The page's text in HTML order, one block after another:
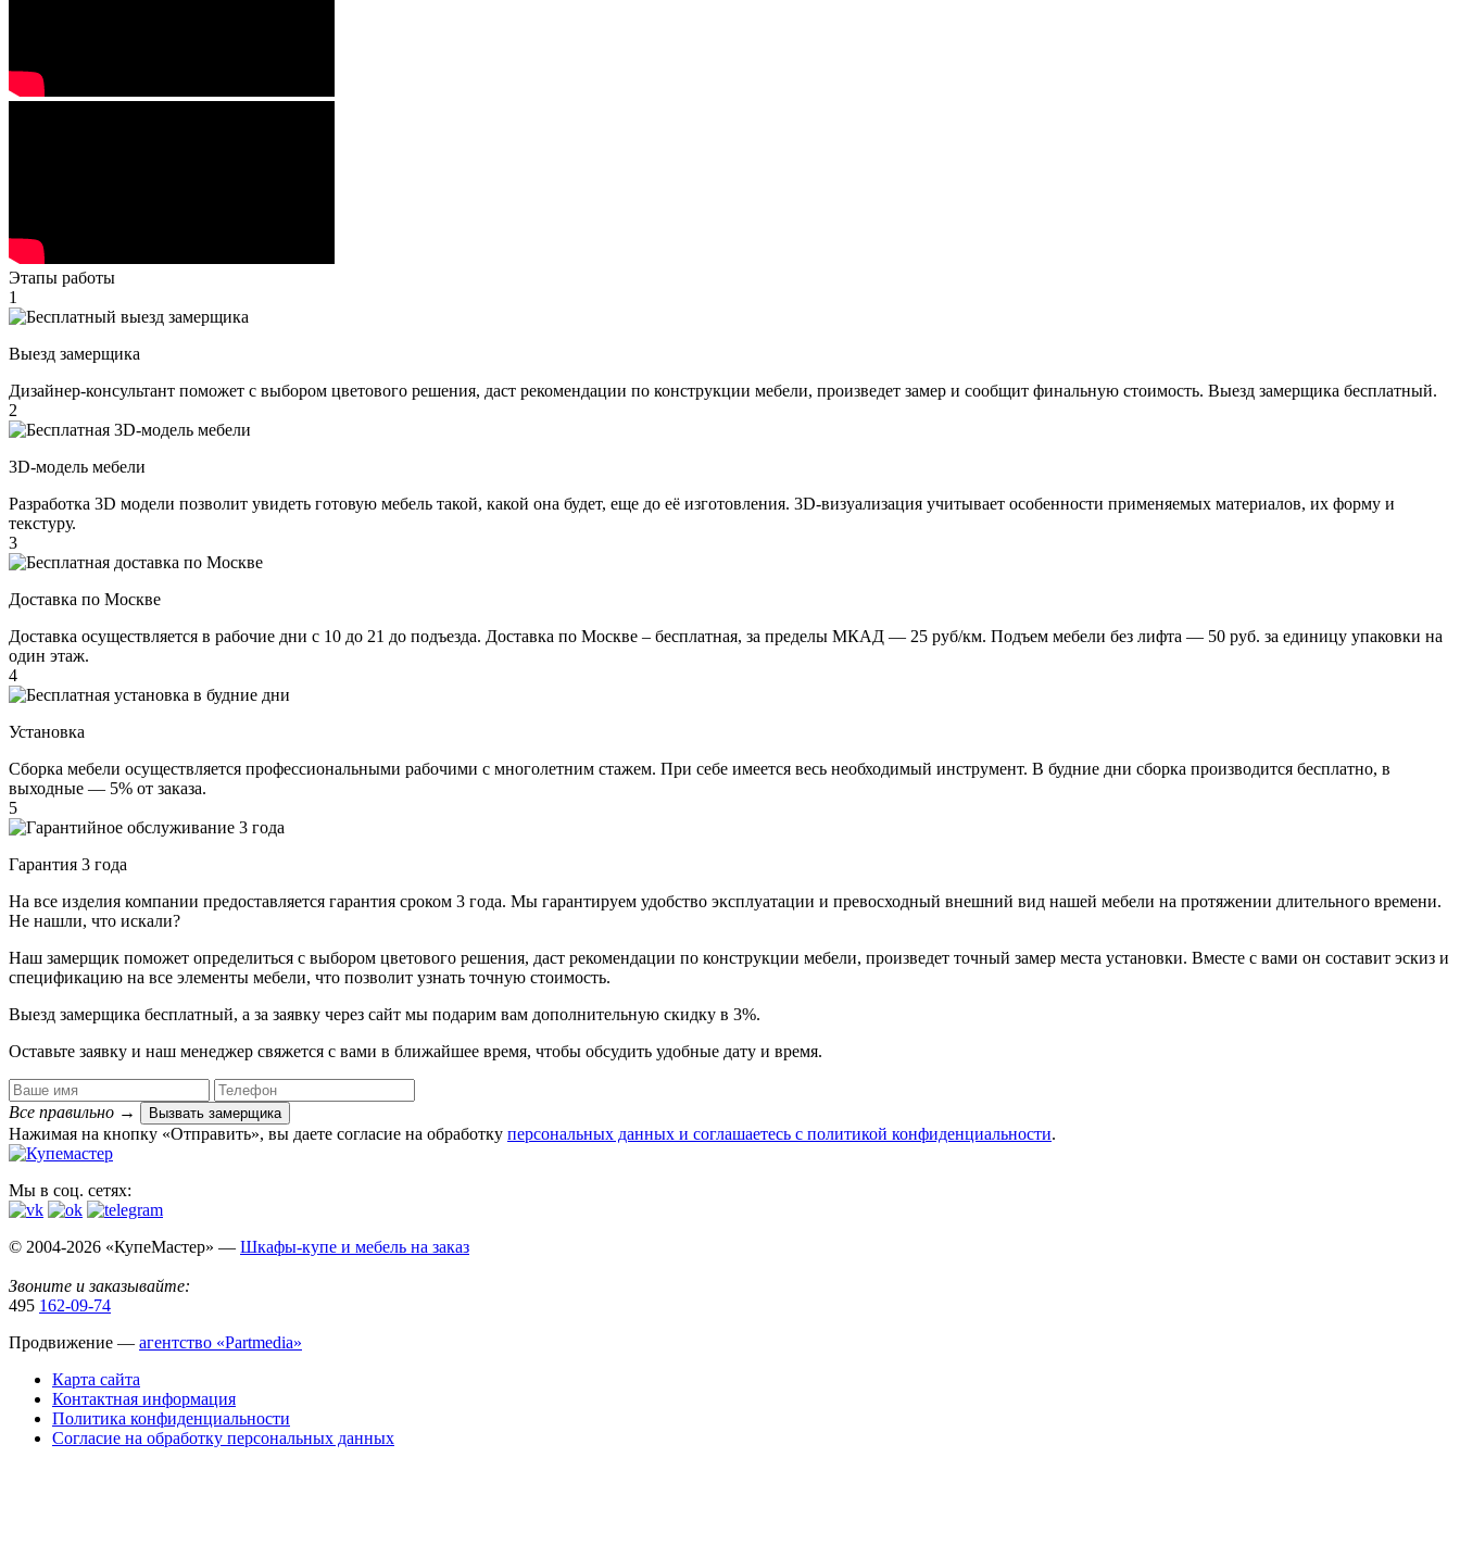
Этапы работы
1
Выезд замерщика
Дизайнер-консультант поможет с выбором цветового решения, даст рекомендации по конструкции мебели, произведет замер и сообщит финальную стоимость. Выезд замерщика бесплатный.
2
3D-модель мебели
Разработка 3D модели позволит увидеть готовую мебель такой, какой она будет, еще до её изготовления. 3D-визуализация учитывает особенности применяемых материалов, их форму и
текстуру.
3
Доставка по Москве
Доставка осуществляется в рабочие дни с 10 до 21 до подъезда. Доставка по Москве – бесплатная, за пределы МКАД — 25 руб/км. Подъем мебели без лифта — 50 руб. за единицу упаковки на
один этаж.
4
Установка
Сборка мебели осуществляется профессиональными рабочими с многолетним стажем. При себе имеется весь необходимый инструмент. В будние дни сборка производится бесплатно, в
выходные — 5% от заказа.
5
Гарантия 3 года
На все изделия компании предоставляется гарантия сроком 3 года. Мы гарантируем удобство эксплуатации и превосходный внешний вид нашей мебели на протяжении длительного времени.
Не нашли, что искали?
Наш замерщик поможет определиться с выбором цветового решения, даст рекомендации по конструкции мебели, произведет точный замер места установки. Вместе с вами он составит эскиз и
спецификацию на все элементы мебели, что позволит узнать точную стоимость.
Выезд замерщика бесплатный, а за заявку через сайт мы подарим вам дополнительную скидку в 3%.
Оставьте заявку и наш менеджер свяжется с вами в ближайшее время, чтобы обсудить удобные дату и время.
Все правильно → Вызвать замерщика
Нажимая на кнопку «Отправить», вы даете согласие на обработку персональных данных​ и соглашаетесь c политикой конфиденциальности.
Мы в соц. сетях:
© 2004-2026 «КупеМастер» — Шкафы-купе и мебель на заказ
Звоните и заказывайте:
495 162-09-74
Продвижение — агентство «Partmedia»
Карта сайта
Контактная информация
Политика конфиденциальности
Согласие на обработку персональных данных